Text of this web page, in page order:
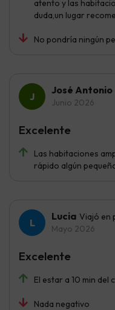
atento y las
duda,un lugar
No pondría ningún
José Antonio
Junio 2026
Las habitaciones
rápido algún
Excelente
Lucia Viajó en
Mayo 2026
El estar a 10 min del
Nada negativo
Excelente